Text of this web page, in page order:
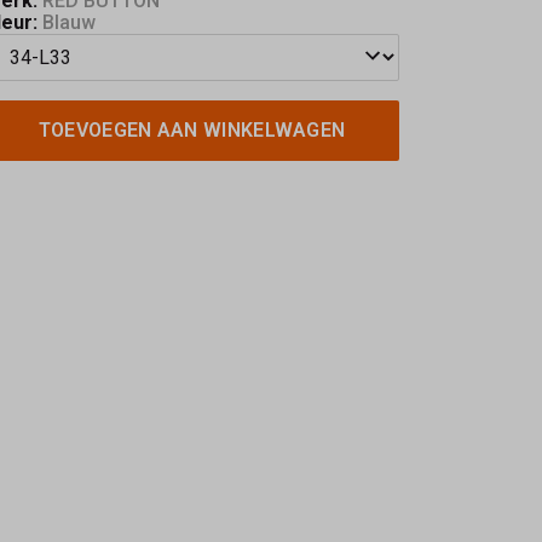
Blauw
TOEVOEGEN AAN WINKELWAGEN